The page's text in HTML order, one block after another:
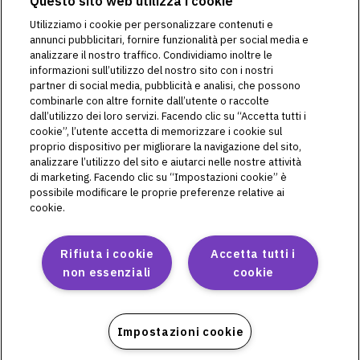
per l’uso con insulina U-100 ad azione rapida.
Avvertenza:NON iniziare a utilizzare il Sistema Omnipod® 5
e non modificare le impostazioni senza una formazione e
una guida adeguate da parte di un operatore sanitario. Un
avvio e una regolazione delle impostazioni non corretti
possono comportare un’erogazione eccessiva o insufficiente
di insulina, con conseguente ipoglicemia o iperglicemia.
Finalità previste come da Istruzioni per l’uso per il
Sistema per la gestione della terapia insulinica
Omnipod DASH®:
Il Sistema per la gestione della terapia insulinica Omnipod
DASH® è destinato alla somministrazione sottocutanea di
insulina a velocità impostate e variabili per la gestione del
Omnipod DASH® è indicato per l’uso con insulina U-100 ad
azione rapida.
Avvertenza: NON provare a utilizzare il Sistema Omnipod
DASH senza avere prima ricevuto un’adeguata formazione.
salute e la sicurezza dell’utente.
Utilizziamo i cookie per personalizzare contenuti e
annunci pubblicitari, fornire funzionalità per social media e
analizzare il nostro traffico. Condividiamo inoltre le
informazioni sull’utilizzo del nostro sito con i nostri
partner di social media, pubblicità e analisi, che possono
combinarle con altre fornite dall’utente o raccolte
dall’utilizzo dei loro servizi. Facendo clic su “Accetta tutti i
cookie”, l’utente accetta di memorizzare i cookie sul
proprio dispositivo per migliorare la navigazione del sito,
analizzare l’utilizzo del sito e aiutarci nelle nostre attività
di marketing. Facendo clic su “Impostazioni cookie” è
possibile modificare le proprie preferenze relative ai
cookie.
Accetta tutti i
cookie
Rifiuta i cookie
non essenziali
Impostazioni cookie